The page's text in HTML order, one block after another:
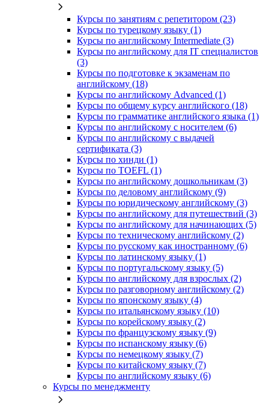
Курсы по занятиям с репетитором (23)
Курсы по турецкому языку (1)
Курсы по английскому Intermediate (3)
Курсы по английскому для IT специалистов
(3)
Курсы по подготовке к экзаменам по
английскому (18)
Курсы по английскому Advanced (1)
Курсы по общему курсу английского (18)
Курсы по грамматике английского языка (1)
Курсы по английскому с носителем (6)
Курсы по английскому с выдачей
сертификата (3)
Курсы по хинди (1)
Курсы по TOEFL (1)
Курсы по английскому дошкольникам (3)
Курсы по деловому английскому (9)
Курсы по юридическому английскому (3)
Курсы по английскому для путешествий (3)
Курсы по английскому для начинающих (5)
Курсы по техническому английскому (2)
Курсы по русскому как иностранному (6)
Курсы по латинскому языку (1)
Курсы по португальскому языку (5)
Курсы по английскому для взрослых (2)
Курсы по разговорному английскому (2)
Курсы по японскому языку (4)
Курсы по итальянскому языку (10)
Курсы по корейскому языку (2)
Курсы по французскому языку (9)
Курсы по испанскому языку (6)
Курсы по немецкому языку (7)
Курсы по китайскому языку (7)
Курсы по английскому языку (6)
Курсы по менеджменту